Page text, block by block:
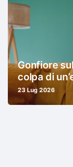
Gonfiore
colpa di
23 Lug 2026